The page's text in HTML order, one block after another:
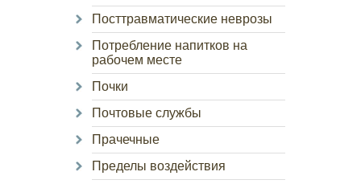
Посттравматические неврозы
Потребление напитков на
рабочем месте
Почки
Почтовые службы
Прачечные
Пределы воздействия